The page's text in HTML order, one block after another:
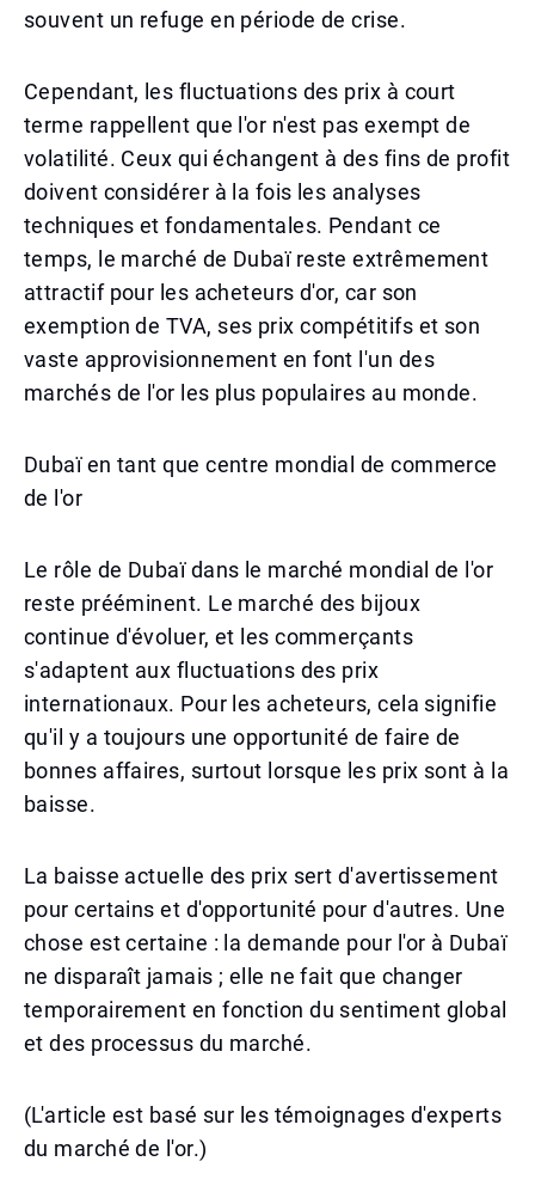
souvent un refuge en période de crise.
Cependant, les fluctuations des prix à court
terme rappellent que l'or n'est pas exempt de
volatilité. Ceux qui échangent à des fins de profit
doivent considérer à la fois les analyses
techniques et fondamentales. Pendant ce
temps, le marché de Dubaï reste extrêmement
attractif pour les acheteurs d'or, car son
exemption de TVA, ses prix compétitifs et son
vaste approvisionnement en font l'un des
marchés de l'or les plus populaires au monde.
Dubaï en tant que centre mondial de commerce
de l'or
Le rôle de Dubaï dans le marché mondial de l'or
reste prééminent. Le marché des bijoux
continue d'évoluer, et les commerçants
s'adaptent aux fluctuations des prix
internationaux. Pour les acheteurs, cela signifie
qu'il y a toujours une opportunité de faire de
bonnes affaires, surtout lorsque les prix sont à la
baisse.
La baisse actuelle des prix sert d'avertissement
pour certains et d'opportunité pour d'autres. Une
chose est certaine : la demande pour l'or à Dubaï
ne disparaît jamais ; elle ne fait que changer
temporairement en fonction du sentiment global
et des processus du marché.
(L'article est basé sur les témoignages d'experts
du marché de l'or.)